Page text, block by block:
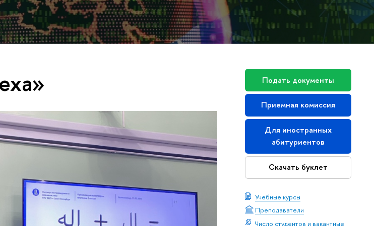
Подать документы
Приемная комиссия
Для иностранных
абитуриентов
Скачать буклет
Учебные курсы
Преподаватели
Число студентов и вакантные